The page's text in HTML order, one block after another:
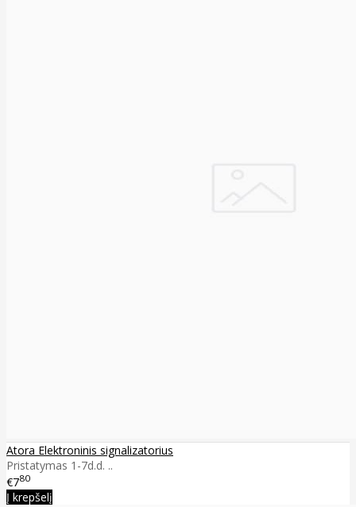
Atora Elektroninis signalizatorius
Pristatymas 1-7d.d. ..
€780
Į krepšelį